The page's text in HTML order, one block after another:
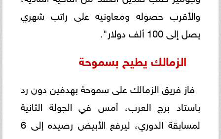
والأقرب حصوله ومعاونيه على راتب شهري
يصل إلى 100 ألف دولار".
الزمالك يطيح بسموحة
فاز فريق الزمالك على سموحة بهدفين دون رد
باستاد برج العرب، أمس في الجولة الثانية
لمسابقة الدوري، ليرفع الأبيض رصيده إلى 6